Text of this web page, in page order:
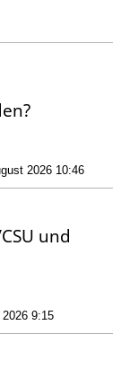
2026 10:46
und
9:15